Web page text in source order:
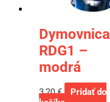
Dymovnica
RDG1 –
modrá
3,20€
Pridať do